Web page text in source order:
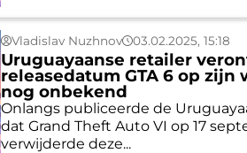
Vladislav Nuzhnov 03.02.2025, 15:18
Uruguayaanse retailer
releasedatum GTA 6 op
nog onbekend
Onlangs publiceerde de
dat Grand Theft Auto VI op 17
verwijderde deze...